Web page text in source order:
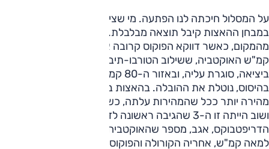
קמ"ש האוקטביה, ששילוב הטורבו-תיבה גורם לה להשתהות
ביציאה, סוגרת עליה, ובאזור ה-80 קמ"ש הקורולה, שפתחה
בהיסוס, נוטלת את ההובלה. בהאצות ביניים שוב הייתה הקורולה
מהירה יותר ככל שהמהירות עלתה, כשהסקודה צמודה אליה
ושוב הייתה זו ה-3 שהגיבה ראשונה לדריכה על הדוושה.
הדריפטבוקס, אגב, מספר שהאוקטביה הייתה הזריזה ביותר